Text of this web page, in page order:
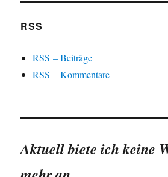
RSS
RSS – Beiträge
RSS – Kommentare
Aktuell biete ich keine